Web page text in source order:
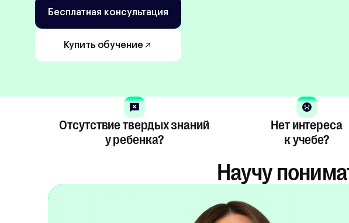
нас
Тарифы
Бесплатная консультация
Купить обучение
Отсутствие твердых знаний
у ребенка?
Нет интереса
к учебе?
Научу